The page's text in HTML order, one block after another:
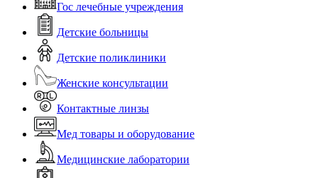
Гос лечебные учреждения
Детские больницы
Детские поликлиники
Женские консультации
Контактные линзы
Мед товары и оборудование
Медицинские лаборатории